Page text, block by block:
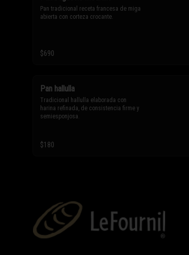
Pan tradicional receta francesa de miga
abierta con corteza crocante.
$690
Pan hallulla
Tradicional hallulla elaborada con
harina refinada, de consistencia firme y
semiesponjosa.
$180